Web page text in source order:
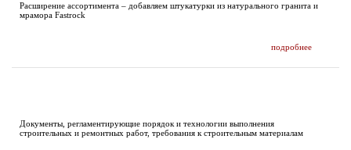
Расширение ассортимента – добавляем штукатурки из натурального гранита и
мрамора Fastrock
подробнее
Документы, регламентирующие порядок и технологии выполнения
строительных и ремонтных работ, требования к строительным материалам